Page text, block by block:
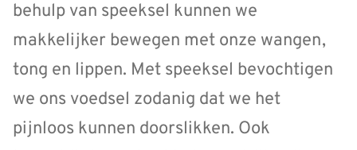
behulp van speeksel kunnen we
makkelijker bewegen met onze wangen,
tong en lippen. Met speeksel bevochtigen
we ons voedsel zodanig dat we het
pijnloos kunnen doorslikken. Ook